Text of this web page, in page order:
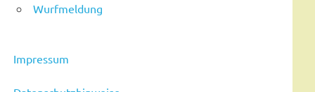
Wurfmeldung
Impressum